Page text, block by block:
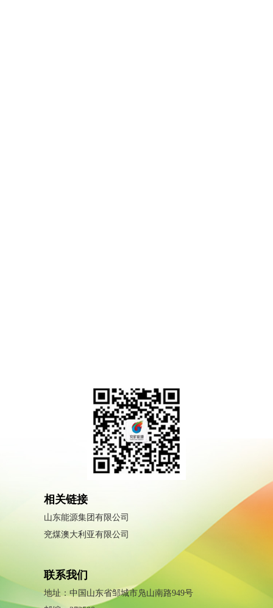
相关链接
山东能源集团有限公司
兖煤澳大利亚有限公司
联系我们
地址：中国山东省邹城市凫山南路949号